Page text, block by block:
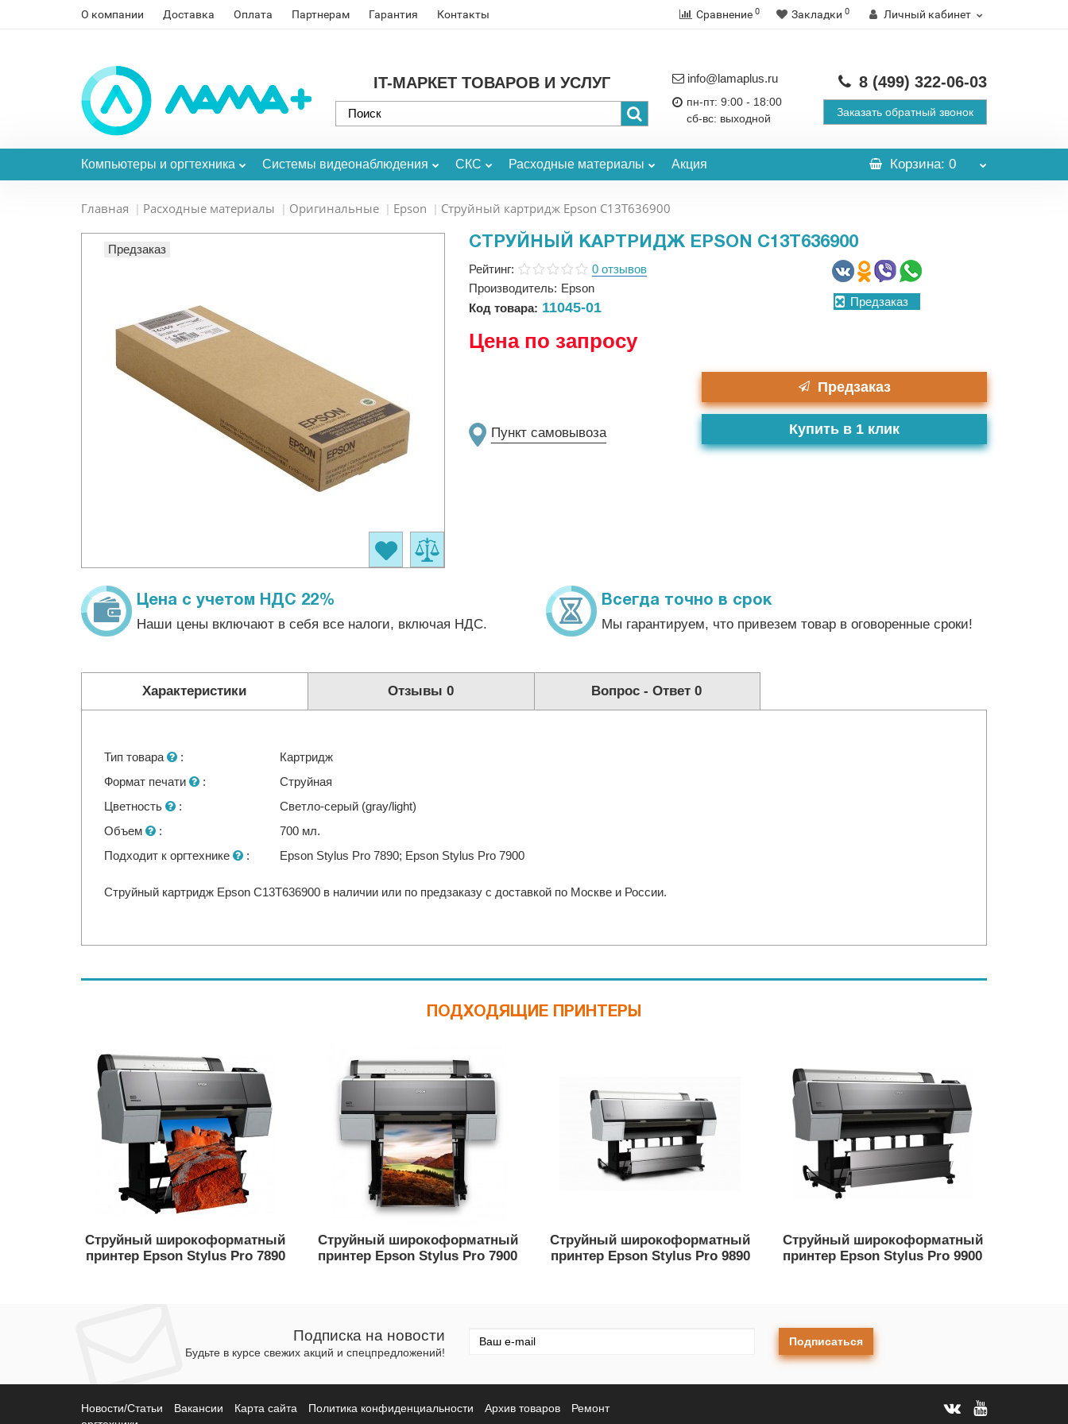
О компании Доставка Оплата Партнерам Гарантия Контакты Сравнение 0 Закладки 0 Личный кабинет
IT-МАРКЕТ ТОВАРОВ И УСЛУГ info@lamaplus.ru
пн-пт: 9:00 - 18:00
сб-вс: выходной
8 (499) 322-06-03
Заказать обратный звонок
Компьютеры и оргтехника Системы видеонаблюдения СКС Расходные материалы Акция Корзина: 0
Главная Расходные материалы Оригинальные Epson Струйный картридж Epson C13T636900
Предзаказ СТРУЙНЫЙ КАРТРИДЖ EPSON C13T636900
Рейтинг:
0 отзывов
Производитель: Epson
Код товара: 11045-01 Предзаказ
Цена по запросу
Предзаказ
Пункт самовывоза Купить в 1 клик
Цена с учетом НДС 22%
Наши цены включают в себя все налоги, включая НДС.
Всегда точно в срок
Мы гарантируем, что привезем товар в оговоренные сроки!
Характеристики Отзывы 0 Вопрос - Ответ0
Тип товара :
Картридж
Формат печати
:
Струйная
Цветность
:
Светло-серый (gray/light)
Объем
:
700 мл.
Подходит к оргтехнике
: Epson Stylus Pro 7890; Epson Stylus Pro 7900
Струйный картридж Epson C13T636900 в наличии или по предзаказу с доставкой по Москве и России.
ПОДХОДЯЩИЕ ПРИНТЕРЫ
Струйный широкоформатный
принтер Epson Stylus Pro 7890
Струйный широкоформатный
принтер Epson Stylus Pro 7900
Струйный широкоформатный
принтер Epson Stylus Pro 9890
Струйный широкоформатный
принтер Epson Stylus Pro 9900
Подписка на новости
Будьте в курсе свежих акций и спецпредложений!
Подписаться
Новости/Статьи Вакансии Карта сайта Политика конфиденциальности Архив товаров
Ремонт